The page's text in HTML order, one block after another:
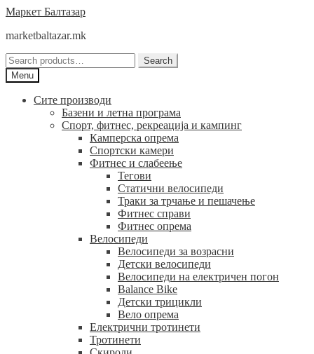
Skip
navigation
Skip
content
Маркет Балтазар
marketbaltazar.mk
Search
for:
Search
Menu
Сите производи
Базени и летна програма
Спорт, фитнес, рекреација и кампинг
Камперска опрема
Спортски камери
Фитнес и слабеење
Тегови
Статични велосипеди
Траки за трчање и пешачење
Фитнес справи
Фитнес опрема
Велосипеди
Велосипеди за возрасни
Детски велосипеди
Велосипеди на електричен погон
Balance Bike
Детски трицикли
Вело опрема
Електрични тротинети
Тротинети